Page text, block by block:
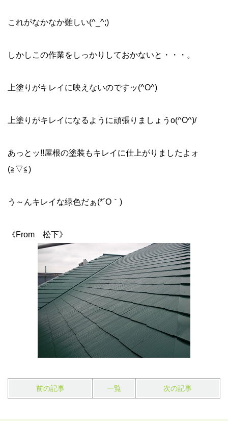
これがなかなか難しい(^_^;)
しかしこの作業をしっかりしておかないと・・・。
上塗りがキレイに映えないのですッ(^O^)
上塗りがキレイになるように頑張りましょうo(^O^)/
あっとッ!!屋根の塗装もキレイに仕上がりましたよォ
(≧▽≦)
う～んキレイな緑色だぁ(*´O｀)
《From 松下》
前の記事 一覧 次の記事